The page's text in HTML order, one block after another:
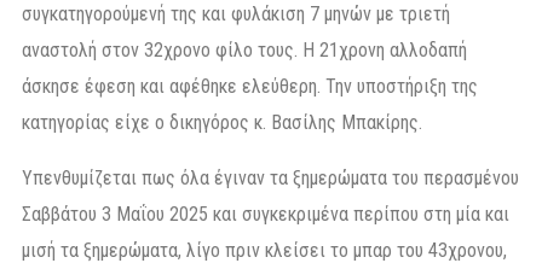
συγκατηγορούμενή της και φυλάκιση 7 μηνών με τριετή
αναστολή στον 32χρονο φίλο τους. Η 21χρονη αλλοδαπή
άσκησε έφεση και αφέθηκε ελεύθερη. Την υποστήριξη της
κατηγορίας είχε ο δικηγόρος κ. Βασίλης Μπακίρης.
Υπενθυμίζεται πως όλα έγιναν τα ξημερώματα του περασμένου
Σαββάτου 3 Μαΐου 2025 και συγκεκριμένα περίπου στη μία και
μισή τα ξημερώματα, λίγο πριν κλείσει το μπαρ του 43χρονου,